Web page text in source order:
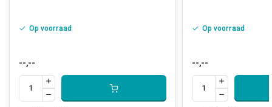
Op voorraad
--,--
Op voorraad
--,--